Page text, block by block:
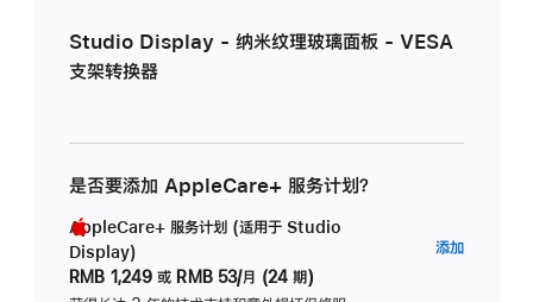
Studio Display - 纳米纹理玻璃面板 - VESA
支架转换器
是否要添加 AppleCare+ 服务计划？
AppleCare+ 服务计划 (适用于 Studio
Display)
RMB 1,249 或 RMB 53/月 (24 期)
添加